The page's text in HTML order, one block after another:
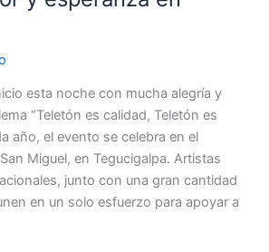
esta noche con mucha alegría y
“Teletón es calidad, Teletón es
año, el evento se celebra en el
Miguel, en Tegucigalpa. Artistas
junto con una gran cantidad
en un solo esfuerzo para apoyar a